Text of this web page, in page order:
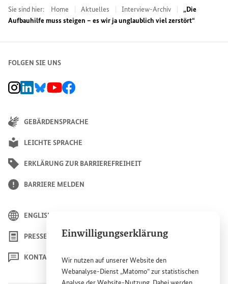
Einwilligungserklärung
Wir nutzen auf unsererWebsite den
Webanalyse-Dienst „Matomo“ zur statistischen
Sie sind hier: Home Aktuelles Interview-Archiv
„Die
Aufbauhilfe muss steigen – es wir ja unglaublich viel zerstört“
FOLGEN SIE UNS
BMZ Instagram-Kanal, Externer Link
BMZ LinkedIn Unternehmensseite, Externer Link
BMZ Bluesky-Seite, Externer Link
BMZ Youtube-Kanal, Externer Link
BMZ Facebook-Seite, Externer Link
GEBÄRDENSPRACHE
LEICHTE SPRACHE
ERKLÄRUNG ZUR BARRIEREFREIHEIT
BARRIERE MELDEN
ENGLISH
PRESSE
KONTAKT